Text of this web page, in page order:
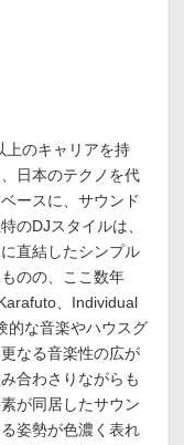
上のキャリアを持
日本のテクノを代
ースに、サウンド
のDJスタイルは、
直結したシンプル
のの、ここ数年
、Individual
的な音楽やハウスグ
なる音楽性の広が
合わさりながらも
が同居したサウン
姿勢が色濃く表れ